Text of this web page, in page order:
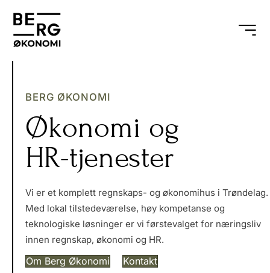
BERG ØKONOMI
Økonomi og
HR-tjenester
Vi er et komplett regnskaps- og økonomihus i Trøndelag.
Med lokal tilstedeværelse, høy kompetanse og
teknologiske løsninger er vi førstevalget for næringsliv
innen regnskap, økonomi og HR.
Om Berg Økonomi Kontakt